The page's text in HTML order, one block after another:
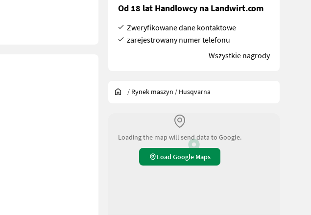
Od 18 lat Handlowcy na Landwirt.com
Zweryfikowane dane kontaktowe
zarejestrowany numer telefonu
Wszystkie nagrody
/ Rynek maszyn / Husqvarna
Loading the map will send data to Google.
Load Google Maps